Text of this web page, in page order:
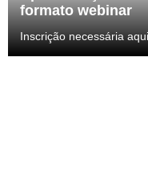
formato webinar
Inscrição necessária aqui.